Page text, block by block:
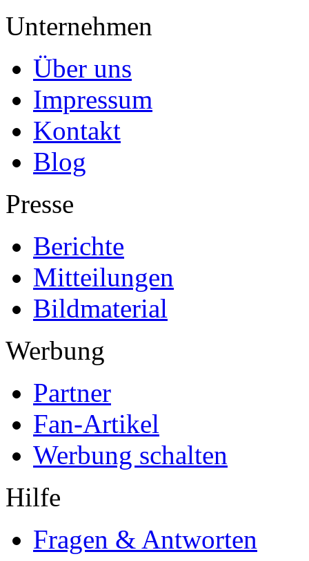
Unternehmen
Über uns
Impressum
Kontakt
Blog
Presse
Berichte
Mitteilungen
Bildmaterial
Werbung
Partner
Fan-Artikel
Werbung schalten
Hilfe
Fragen & Antworten